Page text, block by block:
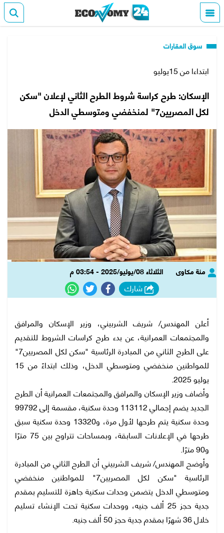
سوق العقارات
ابتداءا من 15يوليو
الإسكان: طرح كراسة شروط الطرح الثاني لإعلان "سكن
لكل المصريين7" لمنخفضي ومتوسطي الدخل
منة مكاوى الثلاثاء 08/يوليو/2025 - 03:54 م
شارك
أعلن المهندس/ شريف الشربيني، وزير الإسكان والمرافق
والمجتمعات العمرانية، عن بدء طرح كراسات الشروط للتقديم
على الطرح الثاني من المبادرة الرئاسية "سكن لكل المصريين7"
للمواطنين منخفضي ومتوسطي الدخل، وذلك ابتداءً من 15
يوليو 2025.
وأضاف وزير الإسكان والمرافق والمجتمعات العمرانية أن الطرح
الجديد يضم إجمالي 113112 وحدة سكنية، مقسمة إلى 99792
وحدة سكنية يتم طرحها لأول مرة، و13320 وحدة سكنية سبق
طرحها في الإعلانات السابقة، وبمساحات تتراوح بين 75 مترًا
و90 مترًا.
وأوضح المهندس/ شريف الشربيني أن الطرح الثاني من المبادرة
الرئاسية "سكن لكل المصريين7" للمواطنين منخفضي
ومتوسطي الدخل يتضمن وحدات سكنية جاهزة للتسليم بمقدم
جدية حجز 25 ألف جنيه، ووحدات سكنية تحت الإنشاء تسليم
خلال 36 شهرًا بمقدم جدية حجز 50 ألف جنيه.